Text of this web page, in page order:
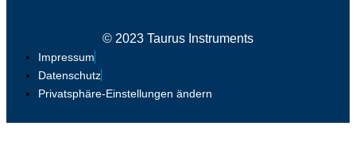
© 2023 Taurus Instruments
Impressum
Datenschutz
Privatsphäre-Einstellungen ändern